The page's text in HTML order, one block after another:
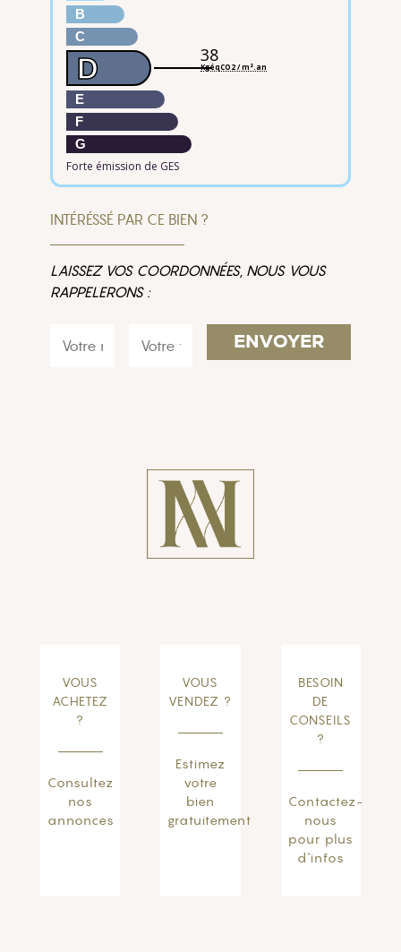
B
C
D
E
F
G
Forte émission de GES
38
KgéqCO2 / m².an
INTÉRÉSSÉ PAR CE BIEN ?
LAISSEZ VOS COORDONNÉES, NOUS VOUS
RAPPELERONS :
VOUS
ACHETEZ
?
Consultez
nos
annonces
VOUS
VENDEZ ?
Estimez
votre
bien
gratuitement
BESOIN
DE
CONSEILS
?
Contactez-
nous
pour plus
d'infos